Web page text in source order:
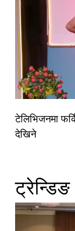
टेलिभिजनमा
देखिने
ट्रेन्डिङ